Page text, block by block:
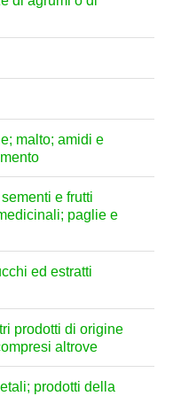
malto; amidi e
e frutti
paglie e
ed estratti
prodotti di origine
altrove
prodotti della